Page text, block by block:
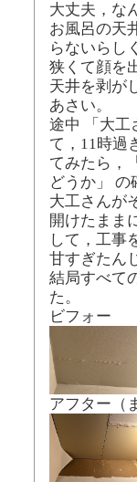
大丈夫，な
お風呂の天
らないらし
狭くて顔を
天井を剥が
あさい。
途中 「大工
て，11時過
てみたら，
どうか」
大工さんが
開けたまま
して，工事
甘すぎたん
結局すべて
た。
ビフォー
アフター（